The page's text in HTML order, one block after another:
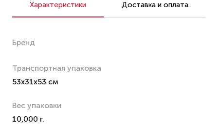
Характеристики Доставка и оплата
Бренд
Транспортная упаковка
53x31x53 см
Вес упаковки
10,000 г.